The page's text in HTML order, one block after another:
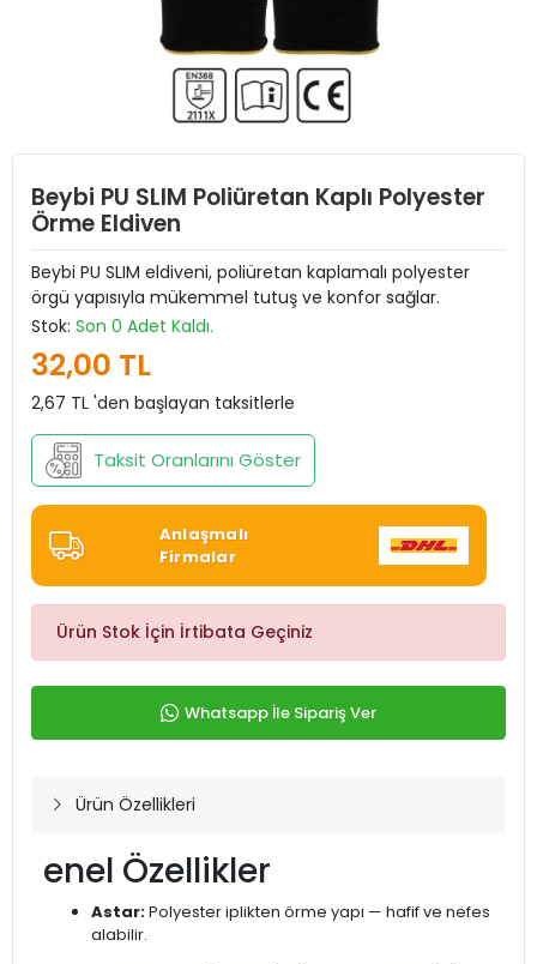
Beybi PU SLIM Poliüretan Kaplı Polyester
Örme Eldiven
Beybi PU SLIM eldiveni, poliüretan kaplamalı polyester
örgü yapısıyla mükemmel tutuş ve konfor sağlar.
Stok: Son 0 Adet Kaldı.
32,00 TL
2,67 TL 'den başlayan taksitlerle
Taksit Oranlarını Göster
Anlaşmalı
Firmalar
Ürün Stok İçin İrtibata Geçiniz
Whatsapp İle Sipariş Ver
Ürün Özellikleri
enel Özellikler
Astar:Polyester iplikten örme yapı — hafif ve nefes
alabilir.